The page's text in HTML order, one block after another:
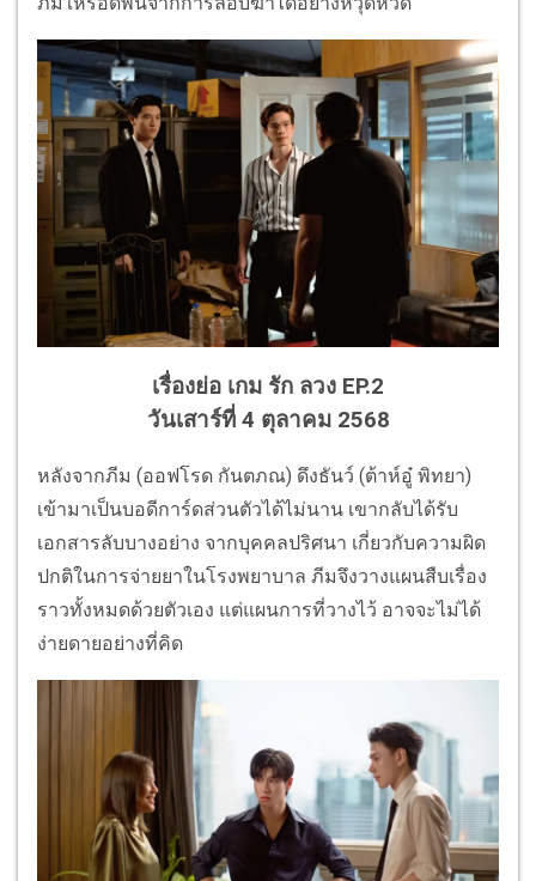
เรื่องย่อ เกม รัก ลวง EP.2
วันเสาร์ที่ 4 ตุลาคม 2568
หลังจากภีม (ออฟโรด กันตภณ) ดึงธันว์ (ต้าห์อู๋ พิทยา)
เข้ามาเป็นบอดีการ์ดส่วนตัวได้ไม่นาน เขากลับได้รับ
เอกสารลับบางอย่าง จากบุคคลปริศนา เกี่ยวกับความผิด
ปกติในการจ่ายยาในโรงพยาบาล ภีมจึงวางแผนสืบเรื่อง
ราวทั้งหมดด้วยตัวเอง แต่แผนการที่วางไว้ อาจจะไม่ได้
ง่ายดายอย่างที่คิด